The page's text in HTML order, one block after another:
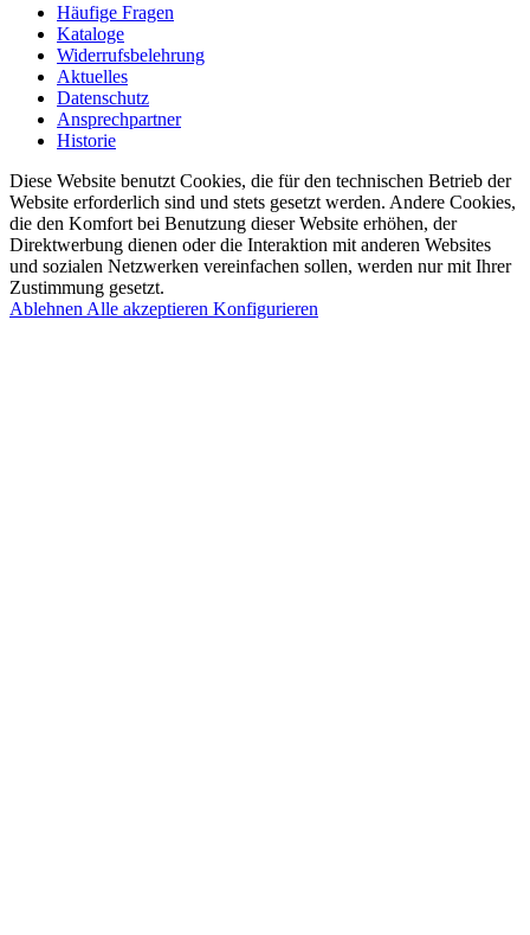
Häufige Fragen
Kataloge
Widerrufsbelehrung
Aktuelles
Datenschutz
Ansprechpartner
Historie
Diese Website benutzt Cookies, die für den technischen Betrieb der
Website erforderlich sind und stets gesetzt werden. Andere Cookies,
die den Komfort bei Benutzung dieser Website erhöhen, der
Direktwerbung dienen oder die Interaktion mit anderen Websites
und sozialen Netzwerken vereinfachen sollen, werden nur mit Ihrer
Zustimmung gesetzt.
Ablehnen Alle akzeptieren Konfigurieren